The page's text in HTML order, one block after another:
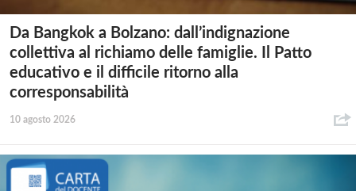
Da Bangkok a Bolzano: dall’indignazione
collettiva al richiamo delle famiglie. Il Patto
educativo e il difficile ritorno alla
corresponsabilità
10 agosto 2026